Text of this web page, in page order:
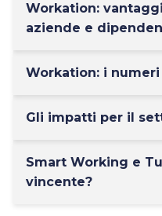
Workation:
aziende e
Workation: i
Gli impatti per il
Smart Working e
vincente?